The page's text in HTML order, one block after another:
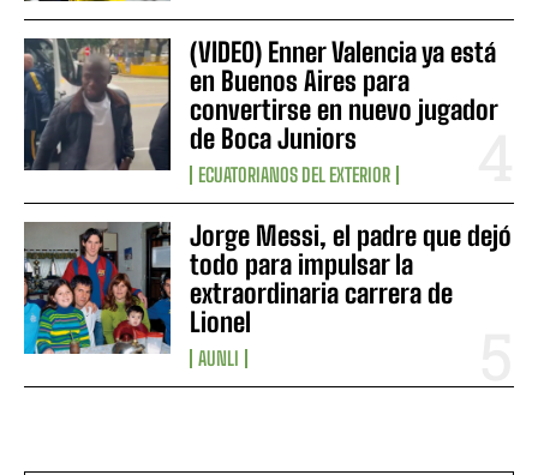
(VIDEO) Enner Valencia ya está
en Buenos Aires para
convertirse en nuevo jugador
de Boca Juniors
ECUATORIANOS DEL EXTERIOR
Jorge Messi, el padre que dejó
todo para impulsar la
extraordinaria carrera de
Lionel
AUNLI